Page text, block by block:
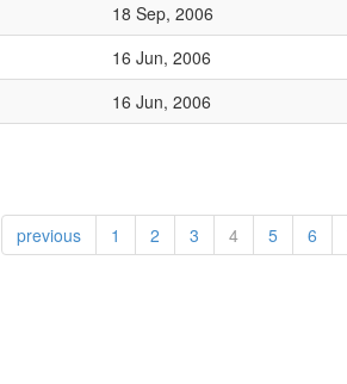
18 Sep, 2006
16 Jun, 2006
16 Jun, 2006
previous 1 2 3 4 5 6